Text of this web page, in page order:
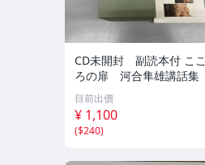
CD未開封 副読本付 ここ
ろの扉 河合隼雄講話集
目前出價
¥ 1,100
($240)